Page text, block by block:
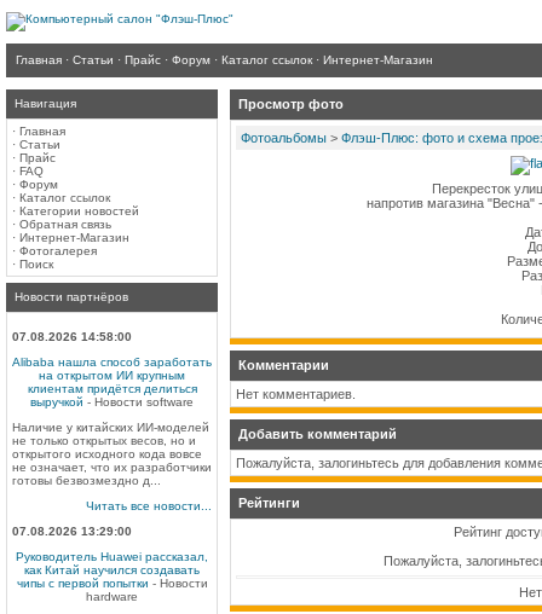
Главная · Статьи · Прайс · Форум · Каталог ссылок · Интернет-Магазин
Навигация
· Главная
· Статьи
· Прайс
· FAQ
· Форум
· Каталог ссылок
· Категории новостей
· Обратная связь
· Интернет-Магазин
· Фотогалерея
· Поиск
Новости партнёров
07.08.2026 14:58:00
Alibaba нашла способ заработать
на открытом ИИ крупным
клиентам придётся делиться
выручкой - Новости software
Наличие у китайских ИИ-моделей
не только открытых весов, но и
открытого исходного кода вовсе
не означает, что их разработчики
готовы безвозмездно д...
Читать все новости...
07.08.2026 13:29:00
Руководитель Huawei рассказал,
как Китай научился создавать
чипы с первой попытки - Новости
hardware
Просмотр фото
Фотоальбомы > Флэш-Плюс: фото и схема
Перекресток
напротив магазина
Комментарии
Нет комментариев.
Добавить комментарий
Пожалуйста, залогиньтесь для добавления
Рейтинги
Рейтинг
Пожалуйста,